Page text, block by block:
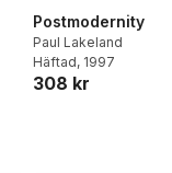
Postmodernity
Paul Lakeland
Häftad, 1997
308 kr